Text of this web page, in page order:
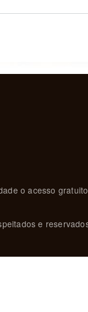
o acesso
e